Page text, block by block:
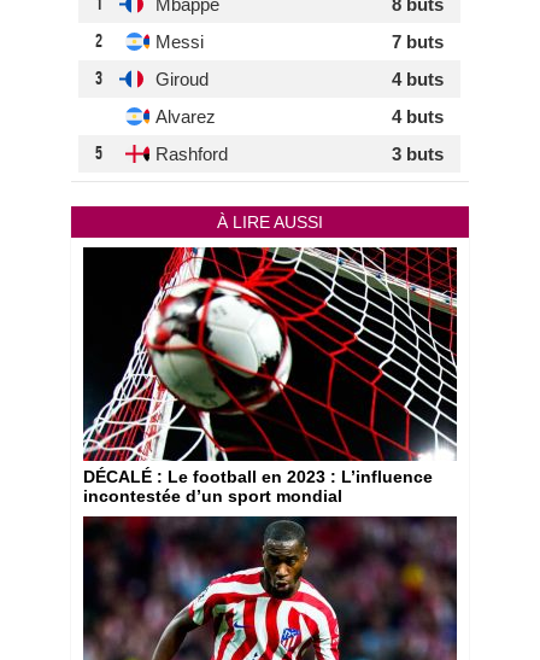
1 Mbappé 8 buts
2 Messi 7 buts
3 Giroud
4 buts
Alvarez
4 buts
5 Rashford 3 buts
À LIRE AUSSI
DÉCALÉ : Le football en 2023 : L’influence
incontestée d’un sport mondial